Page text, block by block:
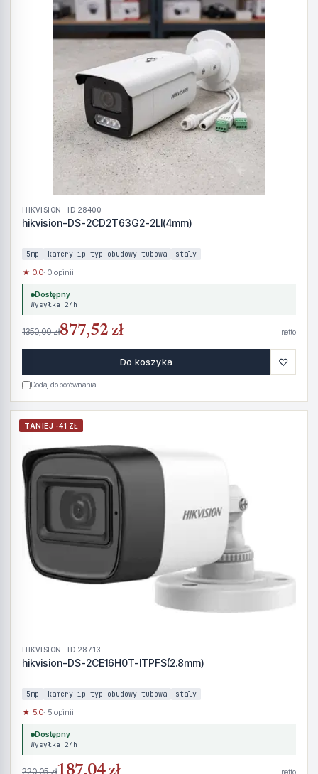
HIKVISION · ID 28400
hikvision-DS-2CD2T63G2-2LI(4mm)
5mp kamery-ip-typ-obudowy-tubowa staly
★ 0.0· 0 opinii
Dostępny
Wysyłka 24h
1350,00 zł877,52 zł netto
Do koszyka ♡
Dodaj do porównania
TANIEJ -41 ZŁ
HIKVISION · ID 28713
hikvision-DS-2CE16H0T-ITPFS(2.8mm)
5mp kamery-ip-typ-obudowy-tubowa staly
★ 5.0· 5 opinii
Dostępny
Wysyłka 24h
220,05 zł netto